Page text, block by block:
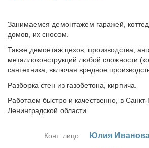
Занимаемся демонтажем гаражей,
домов, их сносом.
Также демонтаж цехов, производства,
металлоконструкций любой сложности
сантехника, включая вредное
Разборка стен из газобетона, кирпича.
Работаем быстро и качественно, в
Ленинградской области.
Конт. лицо Юлия